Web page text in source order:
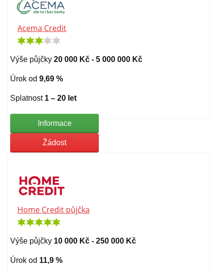
Acema Credit
Výše půjčky 20 000 Kč - 5 000 000 Kč
Úrok od 9,69 %
Splatnost 1 – 20 let
Informace
Žádost
Home Credit půjčka
Výše půjčky 10 000 Kč - 250 000 Kč
Úrok od 11,9 %